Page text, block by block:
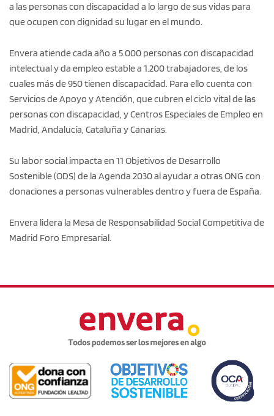
a las personas con discapacidad a lo largo de sus vidas para
que ocupen con dignidad su lugar en el mundo.
Envera atiende cada año a 5.000 personas con discapacidad
intelectual y da empleo estable a 1.200 trabajadores, de los
cuales más de 950 tienen discapacidad. Para ello cuenta con
Servicios de Apoyo y Atención, que cubren el ciclo vital de las
personas con discapacidad, y Centros Especiales de Empleo en
Madrid, Andalucía, Cataluña y Canarias.
Su labor social impacta en 11 Objetivos de Desarrollo
Sostenible (ODS) de la Agenda 2030 al ayudar a otras ONG con
donaciones a personas vulnerables dentro y fuera de España.
Envera lidera la Mesa de Responsabilidad Social Competitiva de
Madrid Foro Empresarial.